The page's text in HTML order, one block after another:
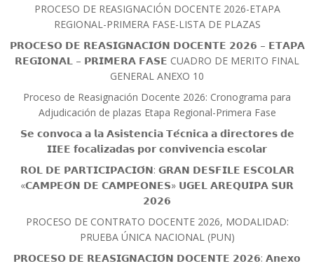
PROCESO DE REASIGNACIÓN DOCENTE 2026-ETAPA
REGIONAL-PRIMERA FASE-LISTA DE PLAZAS
𝗣𝗥𝗢𝗖𝗘𝗦𝗢 𝗗𝗘 𝗥𝗘𝗔𝗦𝗜𝗚𝗡𝗔𝗖𝗜𝗢́𝗡 𝗗𝗢𝗖𝗘𝗡𝗧𝗘 𝟮𝟬𝟮𝟲 – 𝗘𝗧𝗔𝗣𝗔
𝗥𝗘𝗚𝗜𝗢𝗡𝗔𝗟 – 𝗣𝗥𝗜𝗠𝗘𝗥𝗔 𝗙𝗔𝗦𝗘 CUADRO DE MERITO FINAL
GENERAL ANEXO 10
Proceso de Reasignación Docente 2026: Cronograma para
Adjudicación de plazas Etapa Regional-Primera Fase
𝗦𝗲 𝗰𝗼𝗻𝘃𝗼𝗰𝗮 𝗮 𝗹𝗮 𝗔𝘀𝗶𝘀𝘁𝗲𝗻𝗰𝗶𝗮 𝗧𝗲́𝗰𝗻𝗶𝗰𝗮 𝗮 𝗱𝗶𝗿𝗲𝗰𝘁𝗼𝗿𝗲𝘀 𝗱𝗲
𝗜𝗜𝗘𝗘 𝗳𝗼𝗰𝗮𝗹𝗶𝘇𝗮𝗱𝗮𝘀 𝗽𝗼𝗿 𝗰𝗼𝗻𝘃𝗶𝘃𝗲𝗻𝗰𝗶𝗮 𝗲𝘀𝗰𝗼𝗹𝗮𝗿
𝗥𝗢𝗟 𝗗𝗘 𝗣𝗔𝗥𝗧𝗜𝗖𝗜𝗣𝗔𝗖𝗜𝗢́𝗡: 𝗚𝗥𝗔𝗡 𝗗𝗘𝗦𝗙𝗜𝗟𝗘 𝗘𝗦𝗖𝗢𝗟𝗔𝗥
«𝗖𝗔𝗠𝗣𝗘𝗢́𝗡 𝗗𝗘 𝗖𝗔𝗠𝗣𝗘𝗢𝗡𝗘𝗦» 𝗨𝗚𝗘𝗟 𝗔𝗥𝗘𝗤𝗨𝗜𝗣𝗔 𝗦𝗨𝗥
𝟮𝟬𝟮𝟲
PROCESO DE CONTRATO DOCENTE 2026, MODALIDAD:
PRUEBA ÚNICA NACIONAL (PUN)
𝗣𝗥𝗢𝗖𝗘𝗦𝗢 𝗗𝗘 𝗥𝗘𝗔𝗦𝗜𝗚𝗡𝗔𝗖𝗜𝗢́𝗡 𝗗𝗢𝗖𝗘𝗡𝗧𝗘 𝟮𝟬𝟮𝟲: 𝗔𝗻𝗲𝘅𝗼